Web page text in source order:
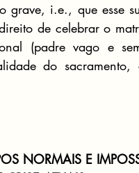
grave, i.e., que esse
de celebrar o
(padre vago e
do
NORMAIS E